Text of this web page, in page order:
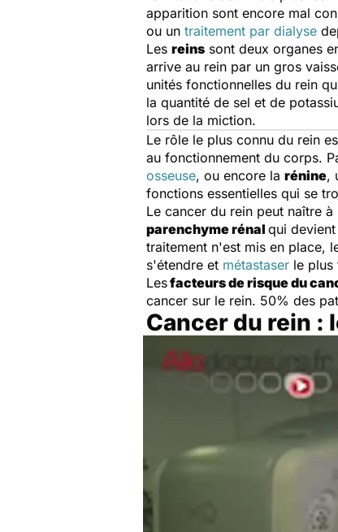
apparition sont encore mal
ou un traitement par dialyse
Les reins sont deux organes
arrive au rein par un gros
unités fonctionnelles du rein
la quantité de sel et de
lors de la miction.
Le rôle le plus connu du rein
au fonctionnement du corps.
osseuse, ou encore la rénine,
fonctions essentielles qui se
Le cancer du rein peut naître
parenchyme rénal qui
traitement n'est mis en place,
s'étendre et métastaser le plus
Lesfacteurs de risque du
cancer sur le rein. 50% des
Cancer du rein :